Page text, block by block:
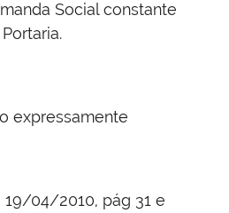
Social constante
expressamente
19/04/2010, pág 31 e